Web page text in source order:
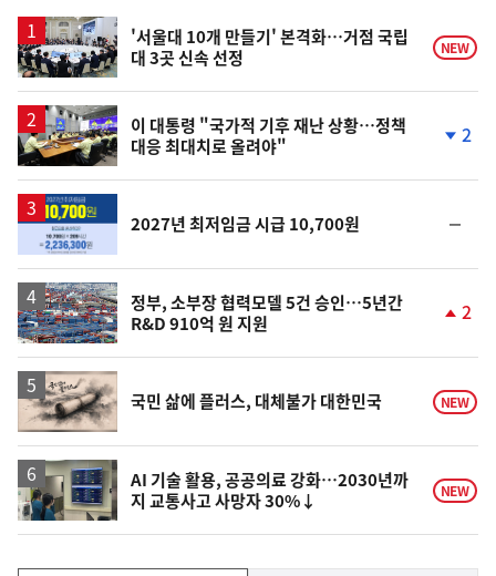
스
'서울대 10개 만들기' 본격화…거점 국립
대 3곳 신속 선정
NEW
이 대통령 "국가적 기후 재난 상황…정책
대응 최대치로 올려야"
계
2
2027년 최저임금 시급 10,700원
일
정부, 소부장 협력모델 5건 승인…5년간
R&D 910억 원 지원
계
승
2
영
상
국민 삶에 플러스, 대체불가 대한민국 NEW
AI 기술 활용, 공공의료 강화…2030년까
지 교통사고 사망자 30%↓
NEW